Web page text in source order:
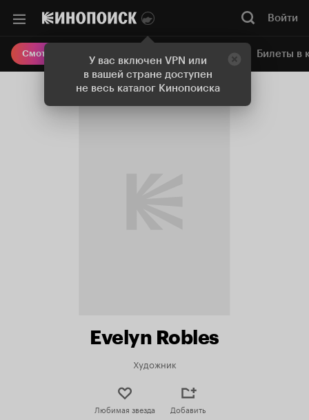
У вас включен VPN или
в вашей стране доступен
не весь каталог Кинопоиска
Войти
Смотреть кино Онлайн-кинотеатр Билеты в
Evelyn Robles
Художник
Любимая звезда Добавить